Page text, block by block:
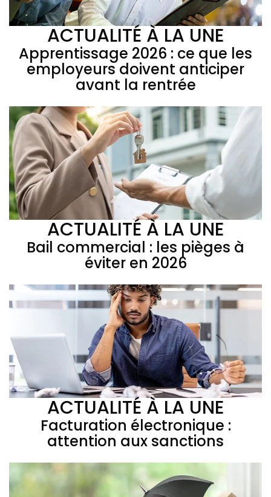
ACTUALITÉ À LA UNE
Apprentissage 2026 : ce que les
employeurs doivent anticiper
avant la rentrée
ACTUALITÉ À LA UNE
Bail commercial : les pièges à
éviter en 2026
ACTUALITÉ À LA UNE
Facturation électronique :
attention aux sanctions